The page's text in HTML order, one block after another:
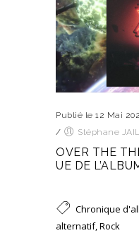
Publié le 12 Mai
/
Stéphane
OVER THE
UE DE
Chronique
alternatif, Rock